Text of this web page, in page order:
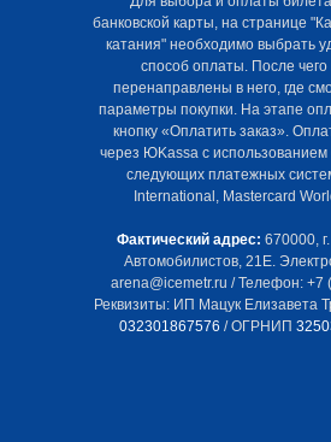
банковской карты, на странице
катания" необходимо выбрать
способ оплаты. После чего
перенаправлены в него, где
параметры покупки. На этапе
кнопку «Оплатить заказ».
через ЮKassa с использованием
следующих платежных
International, Mastercard
Фактический адрес: 670000,
Автомобилистов, 21Е.
arena@icemetr.ru / Телефон: +7
Реквизиты: ИП Мацук Елизавета
032301867576 / ОГРНИП